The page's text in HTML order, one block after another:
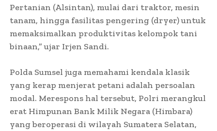
Pertanian (Alsintan), mulai dari traktor, mesin
tanam, hingga fasilitas pengering (dryer) untuk
memaksimalkan produktivitas kelompok tani
binaan,” ujar Irjen Sandi.
Polda Sumsel juga memahami kendala klasik
yang kerap menjerat petani adalah persoalan
modal. Merespons hal tersebut, Polri merangkul
erat Himpunan Bank Milik Negara (Himbara)
yang beroperasi di wilayah Sumatera Selatan,